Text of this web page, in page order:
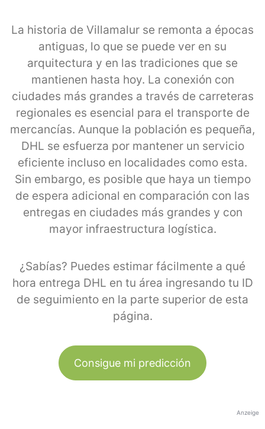
La historia de Villamalur se remonta a épocas
antiguas, lo que se puede ver en su
arquitectura y en las tradiciones que se
mantienen hasta hoy. La conexión con
ciudades más grandes a través de carreteras
regionales es esencial para el transporte de
mercancías. Aunque la población es pequeña,
DHL se esfuerza por mantener un servicio
eficiente incluso en localidades como esta.
Sin embargo, es posible que haya un tiempo
de espera adicional en comparación con las
entregas en ciudades más grandes y con
mayor infraestructura logística.
¿Sabías? Puedes estimar fácilmente a qué
hora entrega DHL en tu área ingresando tu ID
de seguimiento en la parte superior de esta
página.
Consigue mi predicción
Anzeige